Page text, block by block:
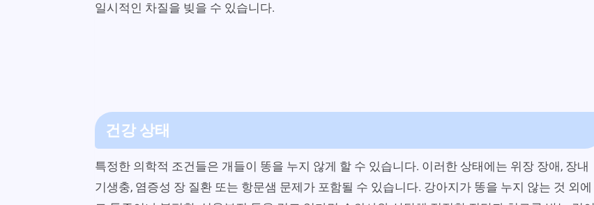
일시적인 차질을 빚을 수 있습니다.
건강 상태
특정한 의학적 조건들은 개들이 똥을 누지 않게 할 수 있습니다. 이러한 상태에는 위장 장애, 장내
기생충, 염증성 장 질환 또는 항문샘 문제가 포함될 수 있습니다. 강아지가 똥을 누지 않는 것 외에